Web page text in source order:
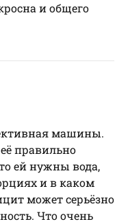
и общего
машины.
правильно
ей нужны вода,
и в каком
может серьёзно
Что очень